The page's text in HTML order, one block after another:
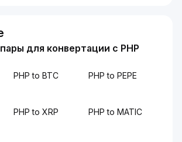
для конвертации с PHP
PHP to BTC PHP to PEPE
PHP to XRP PHP to MATIC